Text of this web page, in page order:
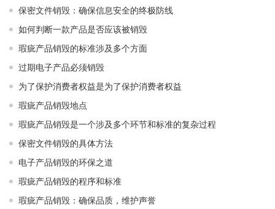
保密文件销毁：确保信息安全的终极防线
如何判断一款产品是否应该被销毁
瑕疵产品销毁的标准涉及多个方面
过期电子产品必须销毁
为了保护消费者权益是为了保护消费者权益
瑕疵产品销毁地点
瑕疵产品销毁是一个涉及多个环节和标准的复杂过程
保密文件销毁的具体方法
电子产品销毁的环保之道
瑕疵产品销毁的程序和标准
瑕疵产品销毁：确保品质，维护声誉